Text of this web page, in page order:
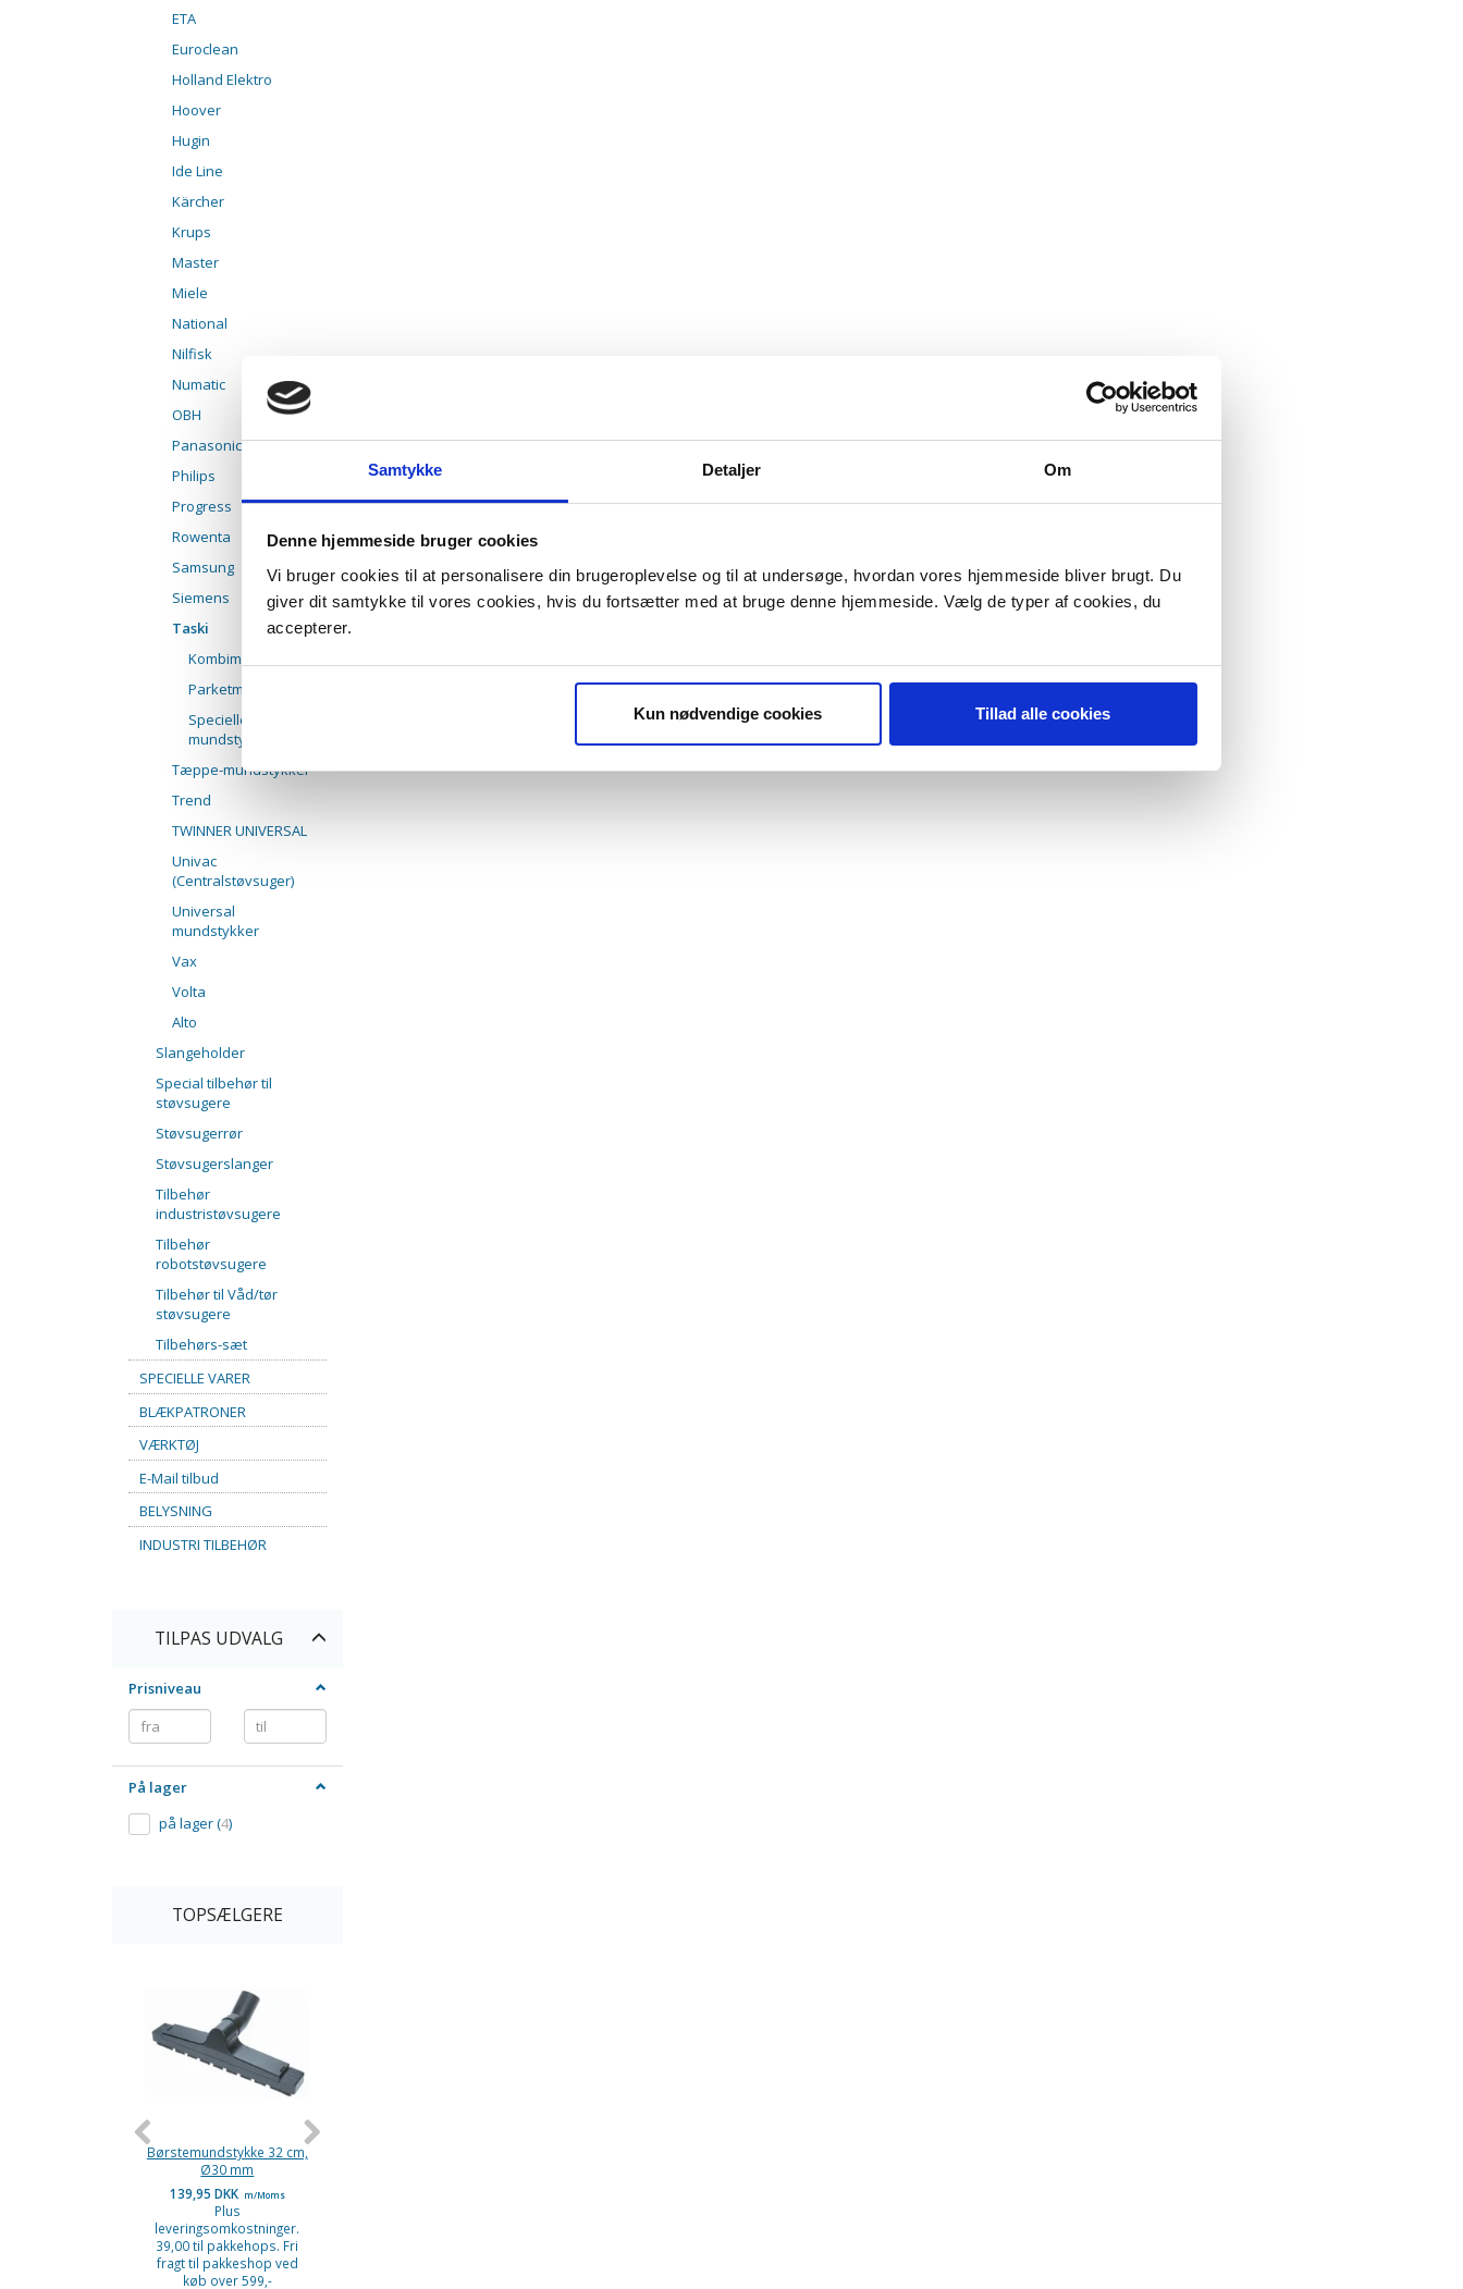
Samtykke Detaljer Om
Denne hjemmeside bruger cookies
Vi bruger cookies til at personalisere din brugeroplevelse og til at undersøge, hvordan vores hjemmeside bliver brugt. Du
giver dit samtykke til vores cookies, hvis du fortsætter med at bruge denne hjemmeside. Vælg de typer af cookies, du
accepterer.
Kun nødvendige cookies Tillad alle cookies
ETA
Euroclean
Holland Elektro
Hoover
Hugin
Ide Line
Kärcher
Krups
Master
Miele
National
Nilfisk
Numatic
OBH
Panasonic
Philips
Progress
Rowenta
Samsung
Siemens
Taski
Specielle
mundstykker
Tæppe-mundstykker
Trend
TWINNER UNIVERSAL
Univac
(Centralstøvsuger)
Universal
mundstykker
Vax
Volta
Alto
Slangeholder
Special tilbehør til
støvsugere
Støvsugerrør
Støvsugerslanger
Tilbehør
industristøvsugere
Tilbehør
robotstøvsugere
Tilbehør til Våd/tør
støvsugere
Tilbehørs-sæt
SPECIELLE VARER
BLÆKPATRONER
VÆRKTØJ
E-Mail tilbud
BELYSNING
INDUSTRI TILBEHØR
TILPAS UDVALG
Prisniveau
På lager
på lager(4)
TOPSÆLGERE
Børstemundstykke 32 cm,
Ø30 mm
139,95 DKK m/Moms
Plus
leveringsomkostninger.
39,00 til pakkehops. Fri
fragt til pakkeshop ved
køb over 599,-